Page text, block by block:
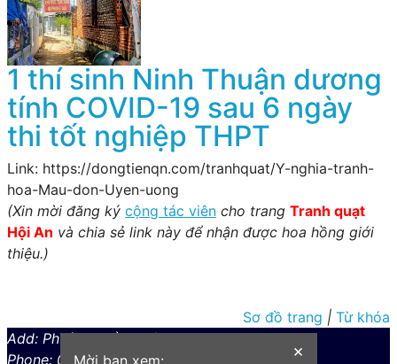
Mời bạn xem: ×
1 thí sinh Ninh Thuận dương
tính COVID-19 sau 6 ngày
thi tốt nghiệp THPT
Link: https://dongtienqn.com/tranhquat/Y-nghia-tranh-
hoa-Mau-don-Uyen-uong
(Xin mời đăng ký cộng tác viên cho trang Tranh quạt
Hội An và chia sẻ link này để nhận được hoa hồng giới
thiệu.)
Sơ đồ trang | Từ khóa
Add: Phường Cẩm Phô, ,
Phone: 0352858246